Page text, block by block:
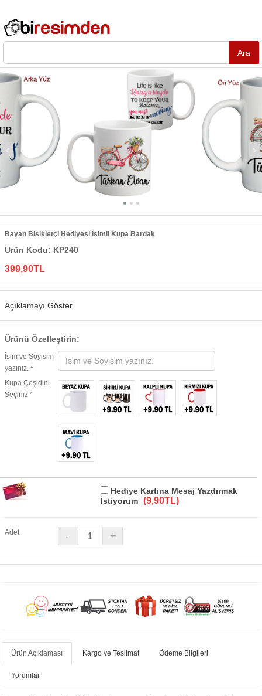
Bayan Bisikletçi Hediyesi İsimli Kupa Bardak
Ürün Kodu: KP240
399,90TL
Açıklamayı Göster
Ürünü Özelleştirin:
İsim ve Soyisim
yazınız. *
Kupa Çeşidini
Seçiniz *
Hediye Kartına Mesaj Yazdırmak
İstiyorum (9,90TL)
Adet
Ürün Açıklaması Kargo ve Teslimat Ödeme Bilgileri
Yorumlar